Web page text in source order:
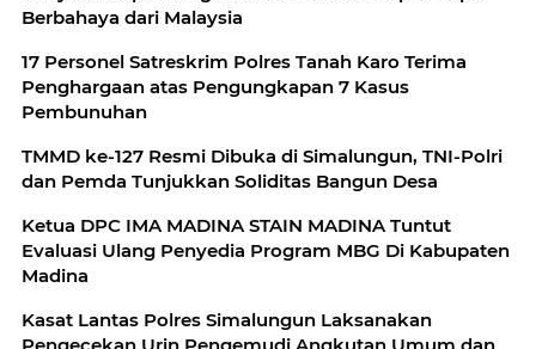
Berbahaya dari Malaysia
17 Personel Satreskrim Polres Tanah Karo Terima
Penghargaan atas Pengungkapan 7 Kasus
Pembunuhan
TMMD ke-127 Resmi Dibuka di Simalungun, TNI-Polri
dan Pemda Tunjukkan Soliditas Bangun Desa
‎Ketua DPC IMA MADINA STAIN MADINA Tuntut
Evaluasi Ulang Penyedia Program MBG Di Kabupaten
Madina
Kasat Lantas Polres Simalungun Laksanakan